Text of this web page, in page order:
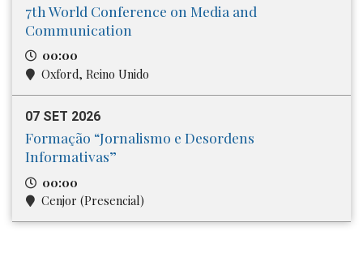
7th World Conference on Media and
Communication
00:00
Oxford, Reino Unido
07 SET 2026
Formação “Jornalismo e Desordens
Informativas”
00:00
Cenjor (Presencial)